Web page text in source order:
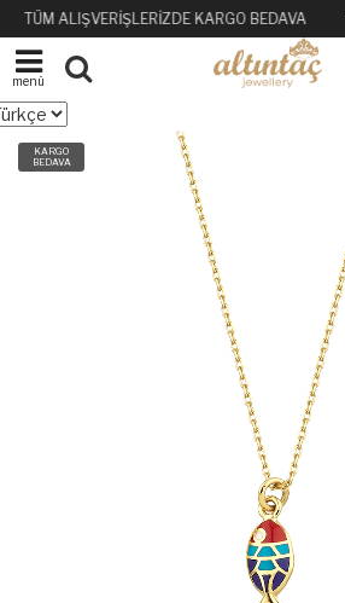
TÜM ALIŞVERİŞLERİZDE KARGO BEDAVA
menü
KARGO
BEDAVA